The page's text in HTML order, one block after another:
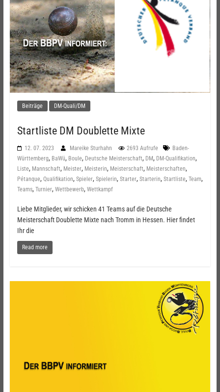
Beiträge DM-Quali/DM
Startliste DM Doublette Mixte
12. 07. 2023 Mareike Sturhahn 2693 Aufrufe
Baden-
Württemberg, BaWü, Boule, Deutsche Meisterschaft, DM, DM-Qualifikation,
Liste, Mannschaft, Meister, Meisterin, Meisterschaft, Meisterschaften,
Pétanque, Qualifikation, Spieler, Spielerin, Starter, Starterin, Startliste, Team,
Teams, Turnier, Wettbewerb, Wettkampf
Liebe Mitglieder, wir schicken 41 Teams auf die Deutsche
Meisterschaft Doublette Mixte nach Tromm in Hessen. Hier findet
Ihr die
Read more